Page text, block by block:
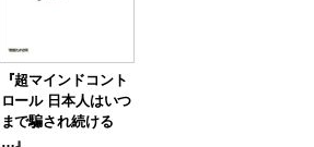
『超マインドコント
ロール 日本人はいつ
まで騙され続ける
…』